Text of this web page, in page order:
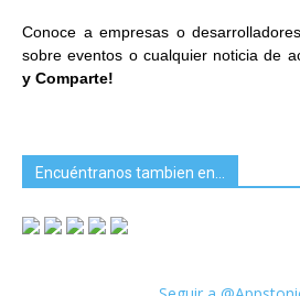
Conoce a empresas o
sobre eventos o cualquier noticia de
y Comparte!
Encuéntranos tambien en…